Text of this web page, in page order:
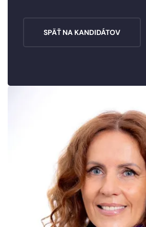
SPÄŤ NA KANDIDÁTOV